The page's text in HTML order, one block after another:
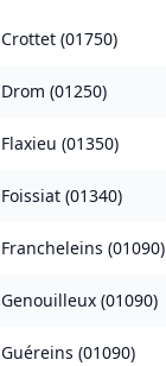
Crottet (01750)
Drom (01250)
Flaxieu (01350)
Foissiat (01340)
Francheleins (01090)
Genouilleux (01090)
Guéreins (01090)